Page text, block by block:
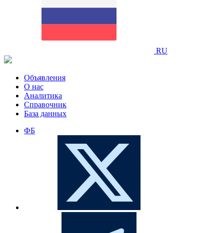
RU
Объявления
О нас
Аналитика
Справочник
База данных
ФБ